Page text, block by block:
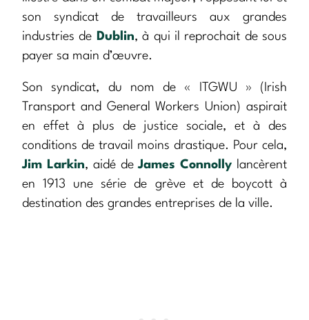
son syndicat de travailleurs aux grandes
industries de Dublin, à qui il reprochait de sous
payer sa main d’œuvre.
Son syndicat, du nom de « ITGWU » (Irish
Transport and General Workers Union) aspirait
en effet à plus de justice sociale, et à des
conditions de travail moins drastique. Pour cela,
Jim Larkin, aidé deJames Connolly lancèrent
en 1913 une série de grève et de boycott à
destination des grandes entreprises de la ville.